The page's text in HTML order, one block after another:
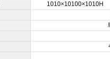
1010×10100×1010H